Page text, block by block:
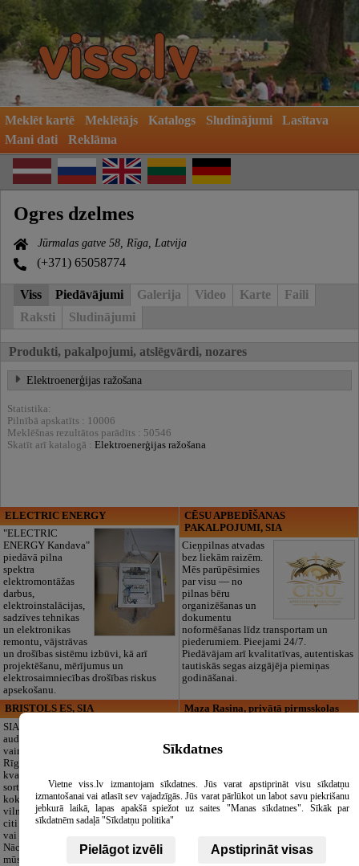
Meklēt kartē Meklētājs Katalogs Sludinājumi
Lasītava
Mani dati
Reklāma
Ogres dzelmes
Jūrmalas gatve 58, Rīga, Latvija
(+371) 65058774
Viss Piedāvājumi Galerija Video Karte
Faili
Raksti
Sludinājumi
Produkti, pakalpojumi, atslēgvārdi, nozares
Elektroenerģijas ražošana
Statistika:
Pilnībā apskatīts : 10006
Meklēšnas rezultātos parādīts : 50546
Skatīt arī katalogā : Elektroenerģijas ražošana
ELECTRIC ENERGY
"ELECTRIC
ENERGY Kandava"
piedāvā pilna
spektra
elektromontāžas
darbus,
elektroinstalācijas,
sadzīves tehnikas
un elektronikas
remontu, vājstrāvas
un drošības sistēmu izbūvi, kā arī
projektēšanu, mērījumus un
elektrosaimniecības drošības riskus
apsekošanu.
CĒSU APBEDĪŠANAS
PAKALPOJUMI, SIA
Cieņpilnas atvadas
bez liekām raizēm.
Mēs parūpēsimies
par visu — no
pilnas bēru
organizēšanas un
dokumentu
noformēšanas līdz transportam un
piederumiem. Pieejami 24/7.
Piedāvājam arī kvalitatīvas, autentiskas
tautiskās segas aizgājēja piemiņas
godināšanai.
BRISTOLS ES, SIA
SIA "Bristols ES"
audumu outlet un
vairumtirdzniecība
Rīgā. Plašs un
kvalitatīvs tekstila
sortiments:
kokvilna, lins, zīds,
vilna, trikotāža un
citi audumi šūšanai
vai ražošanai.
Nāciet un iepazīstieties ar pilnu klāstu
mūsu noliktavā klātienē!
Maza Rasiņa, privātā pirmsskolas
izglītības iestāde
Pārdaugavā,
Zasulaukā, bērniem
no 10 mēnešiem
pulciņi, liela zaļa teritorija un 3x
ēdināšana. Strādājam visu gadu!
Sīkdatnes
Vietne viss.lv izmantojam sīkdatnes. Jūs varat apstiprināt visu sīkdatņu
izmantošanai vai atlasīt sev vajadzīgās. Jūs varat pārlūkot un labot savu piekrišanu
jebkurā laikā, lapas apakšā spiežot uz saites "Manas sīkdatnes". Sīkāk par
sīkdatnēm sadaļā "Sīkdatņu politika"
Pielāgot izvēli Apstiprināt visas